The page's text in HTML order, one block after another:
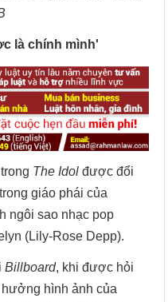
là chính mình'
The Idol được đổi
giáo phái của
ngôi sao nhạc pop
(Lily-Rose Depp).
Billboard, khi được hỏi
hình ảnh của